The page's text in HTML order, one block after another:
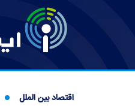
اقتصاد بین الملل